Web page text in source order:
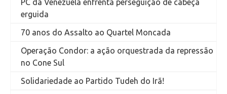
PC da Venezuela enfrenta perseguição de cabeça
erguida
70 anos do Assalto ao Quartel Moncada
Operação Condor: a ação orquestrada da repressão
no Cone Sul
Solidariedade ao Partido Tudeh do Irã!